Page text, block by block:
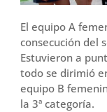
El equipo A
consecución del
Estuvieron a
todo se dirimió
equipo B
la 3ª categoría.